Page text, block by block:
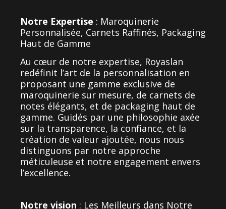
Notre Expertise : Maroquinerie
Personnalisée, Carnets Raffinés, Packaging
Haut de Gamme
Au cœur de notre expertise, Royaslan
redéfinit l’art de la personnalisation en
proposant une gamme exclusive de
maroquinerie sur mesure, de carnets de
notes élégants, et de packaging haut de
gamme. Guidés par une philosophie axée
sur la transparence, la confiance, et la
création de valeur ajoutée, nous nous
distinguons par notre approche
méticuleuse et notre engagement envers
l’excellence.
Notre vision : Les Meilleurs dans Notre